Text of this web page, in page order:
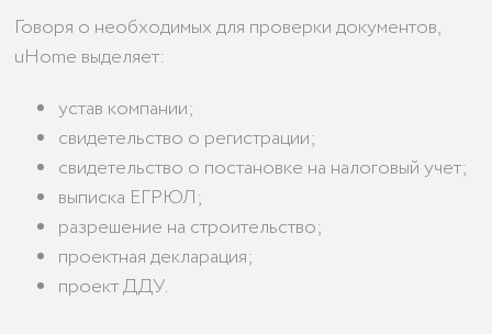
Говоря о необходимых для проверки документов,
uHome выделяет:
устав компании;
свидетельство о регистрации;
свидетельство о постановке на налоговый учет;
выписка ЕГРЮЛ;
разрешение на строительство;
проектная декларация;
проект ДДУ.